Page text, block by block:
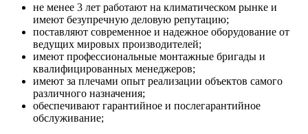
не менее 3 лет работают на климатическом рынке и
имеют безупречную деловую репутацию;
поставляют современное и надежное оборудование от
ведущих мировых производителей;
имеют профессиональные монтажные бригады и
квалифицированных менеджеров;
имеют за плечами опыт реализации объектов самого
различного назначения;
обеспечивают гарантийное и послегарантийное
обслуживание;